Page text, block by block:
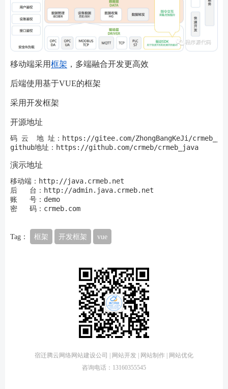
移动端采用框架 ，多端融合开发更高效
后端使用基于VUE的框架
采用开发框架
开源地址
码 云  地 址：https://gitee.com/ZhongBangKeJi/
github地址：https://github.com/crmeb/crmeb_java
演示地址
移动端：http://java.crmeb.net
后   台：http://admin.java.crmeb.net
账   号：demo
密   码：crmeb.com
Tag： 框架 开发框架 vue
宿迁腾云网络网站建设公司 | 网站开发 | 网站制作 | 网站优化
咨询电话：13160355545